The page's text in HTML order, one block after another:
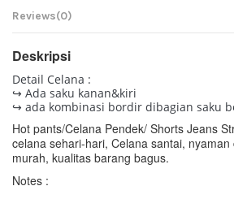
Reviews(0)
Deskripsi
Detail Celana :
↪ Ada saku kanan&kiri
↪ ada kombinasi bordir dibagian saku
Hot pants/Celana Pendek/ Shorts Jeans
celana sehari-hari, Celana santai, nyaman
murah, kualitas barang bagus.
Notes :